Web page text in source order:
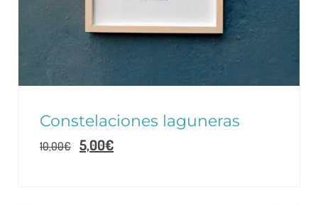
Constelaciones laguneras
10,00€ 5,00€